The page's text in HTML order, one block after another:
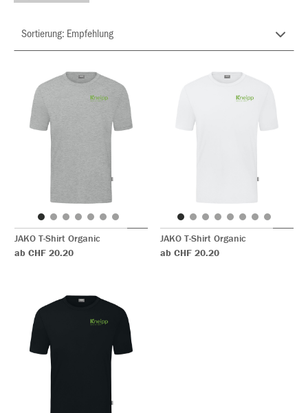
JAKO T-Shirt Organic
ab CHF 20.20
JAKO T-Shirt Organic
ab CHF 20.20